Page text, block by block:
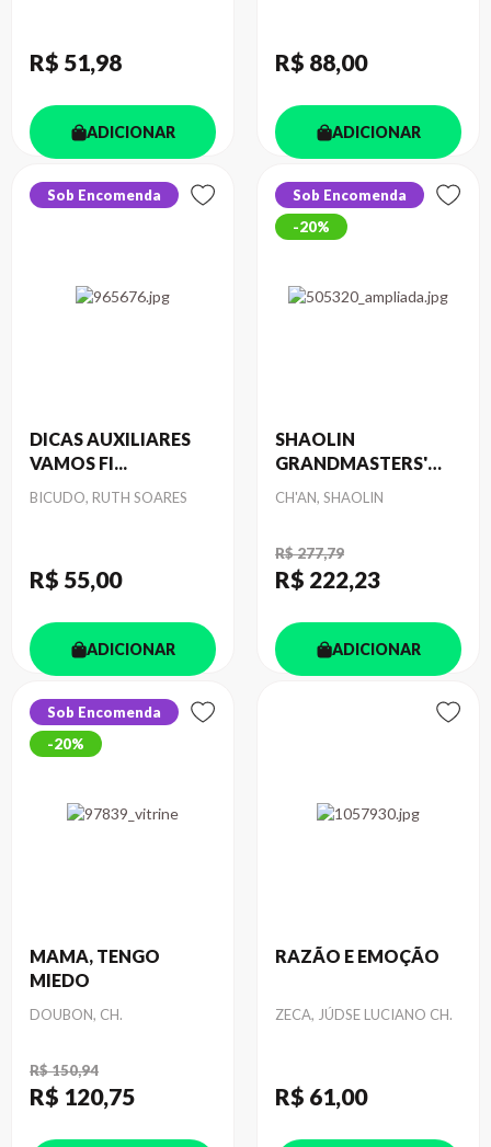
R$ 51,98
ADICIONAR
R$ 88,00
ADICIONAR
Sob Encomenda
DICAS AUXILIARES
VAMOS FI...
Autor
BICUDO, RUTH SOARES
R$ 55,00
ADICIONAR
Sob Encomenda
20%
SHAOLIN
GRANDMASTERS'
TEX...
Autor
CH'AN, SHAOLIN
R$ 277,79
R$ 222,23
ADICIONAR
Sob Encomenda
20%
MAMA, TENGO
MIEDO
Autor
DOUBON, CH.
R$ 150,94
R$ 120,75
RAZÃO E EMOÇÃO
Autor
ZECA, JÚDSE LUCIANO CH.
R$ 61,00